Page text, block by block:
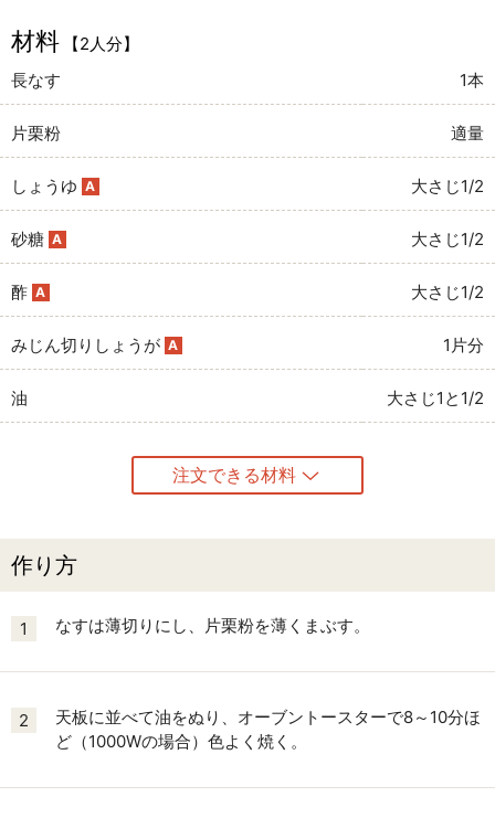
材料
【2人分】
長なす
1本
片栗粉 適量
しょうゆ A 大さじ1/2
砂糖 A 大さじ1/2
酢 A 大さじ1/2
みじん切りしょうが A 1片分
油 大さじ1と1/2
注文できる材料
作り方
1 なすは薄切りにし、片栗粉を薄くまぶす。
2
天板に並べて油をぬり、オーブントースターで8～10分ほ
ど（1000Wの場合）色よく焼く。